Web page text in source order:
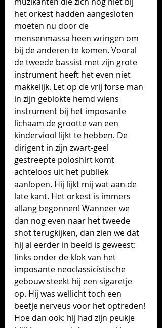
het orkest hadden aangesloten
moeten nu door de
mensenmassa heen wringen om
bij de anderen te komen. Vooral
de tweede bassist met zijn grote
instrument heeft het even niet
makkelijk. Let op de vrij forse man
in zijn geblokte hemd wiens
instrument bij het imposante
lichaam de grootte van een
kinderviool lijkt te hebben. De
dirigent in zijn zwart-geel
gestreepte poloshirt komt
achteloos uit het publiek
aanlopen. Hij lijkt mij wat aan de
late kant. Het orkest is immers
allang begonnen! Wanneer we
dan nog even naar het tweede
shot terugkijken, dan zien we dat
hij al eerder in beeld is geweest:
links onder de klok van het
imposante neoclassicistische
gebouw steekt hij een sigaretje
op. Hij was wellicht toch een
beetje nerveus voor het optreden!
Hoe dan ook: hij had zijn peukje